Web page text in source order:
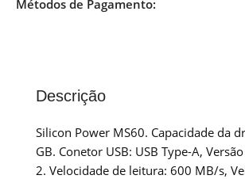
Métodos de Pagamento:
Descrição
Silicon Power MS60. Capacidade da
GB. Conetor USB: USB Type-A,
2. Velocidade de leitura: 600 MB/s,